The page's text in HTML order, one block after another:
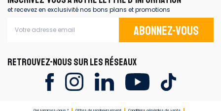
et recevez en exclusivité nos bons plans et promotions
Abonnez-vous
RETROUVEZ-NOUS SUR LES RÉSEAUX